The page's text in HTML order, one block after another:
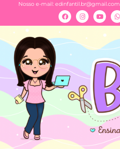
Nosso e-mail: edinfantil.br@gmail.com